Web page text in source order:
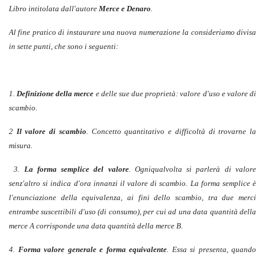
Libro intitolata dall'autore Merce e Denaro.
Al fine pratico di instaurare una nuova numerazione la consideriamo divisa
in sette punti, che sono i seguenti:
1.Definizione della merce e delle sue due proprietà: valore d'uso e valore di
scambio.
2 Il valore di scambio. Concetto quantitativo e difficoltà di trovarne la
misura.
3. La forma semplice del valore. Ogniqualvolta si parlerà di valore
senz'altro si indica d'ora innanzi il valore di scambio. La forma semplice è
l'enunciazione della equivalenza, ai fini dello scambio, tra due merci
entrambe suscettibili d'uso (di consumo), per cui ad una data quantità della
merce A corrisponde una data quantità della merce B.
4. Forma valore generale e forma equivalente. Essa si presenta, quando